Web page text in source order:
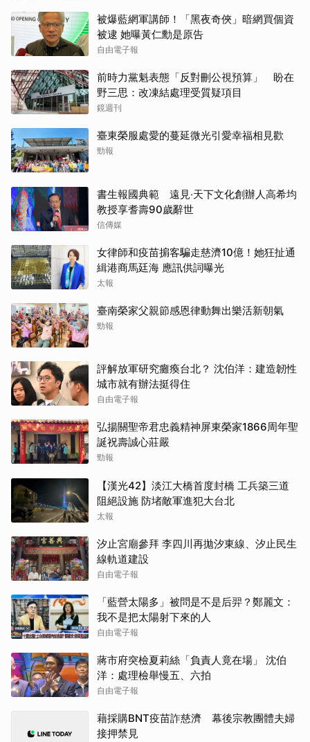
被爆藍網軍講師！「黑夜奇俠」暗網買個資
被逮 她曝黃仁勳是原告
自由電子報
前時力黨魁表態「反對刪公視預算」 盼在
野三思：改凍結處理受質疑項目
鏡週刊
臺東榮服處愛的蔓延微光引愛幸福相見歡
勁報
書生報國典範 遠見‧天下文化創辦人高希均
教授享耆壽90歲辭世
信傳媒
女律師和疫苗掮客騙走慈濟10億！她狂扯通
緝港商馬廷海 應訊供詞曝光
太報
臺南榮家父親節感恩律動舞出樂活新朝氣
勁報
評解放軍研究癱瘓台北？ 沈伯洋：建造韌性
城市就有辦法挺得住
自由電子報
弘揚關聖帝君忠義精神屏東榮家1866周年聖
誕祝壽誠心莊嚴
勁報
【漢光42】淡江大橋首度封橋 工兵築三道
阻絕設施 防堵敵軍進犯大台北
太報
汐止宮廟參拜 李四川再拋汐東線、汐止民生
線軌道建設
自由電子報
「藍營太陽多」被問是不是后羿？鄭麗文：
我不是把太陽射下來的人
自由電子報
蔣市府突檢夏莉絲「負責人竟在場」 沈伯
洋：處理檢舉慢五、六拍
自由電子報
藉採購BNT疫苗詐慈濟 幕後宗教團體夫婦
接押禁見